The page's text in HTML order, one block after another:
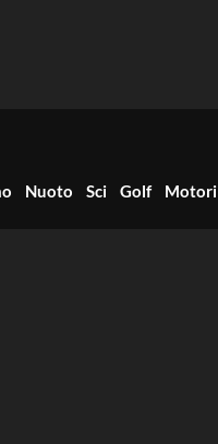
Nuoto Sci Golf Motori